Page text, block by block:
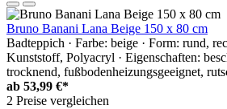
Bruno Banani Lana Beige 150 x 80 cm
Badteppich · Farbe: beige · Form: rund,
Kunststoff, Polyacryl · Eigenschaften:
trocknend, fußbodenheizungsgeeignet,
ab 53,99 €*
2 Preise vergleichen